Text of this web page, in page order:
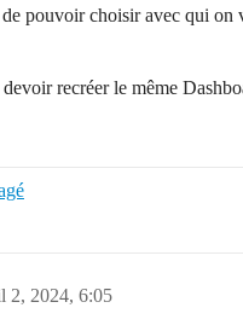
pouvoir choisir avec qui on
recréer le même
2, 2024, 6:05